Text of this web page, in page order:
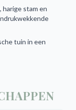
harige stam en
tuin in een